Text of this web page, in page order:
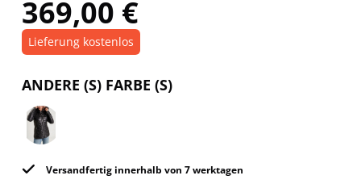
369,00 €
Lieferung kostenlos
ANDERE (S) FARBE (S)
Versandfertig innerhalb von 7 werktagen